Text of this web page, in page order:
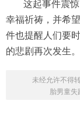
这起事件震
幸福祈祷，并希
件也提醒人们要
的悲剧再次发生。
未经允许不得
胎男童失